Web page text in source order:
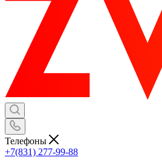
Телефоны
+7(831) 277-99-88